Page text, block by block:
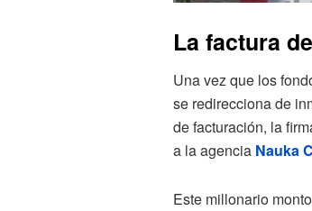
La factura
Una vez que los
se redirecciona de
de facturación, la
a la agencia Nauka
Este millonario